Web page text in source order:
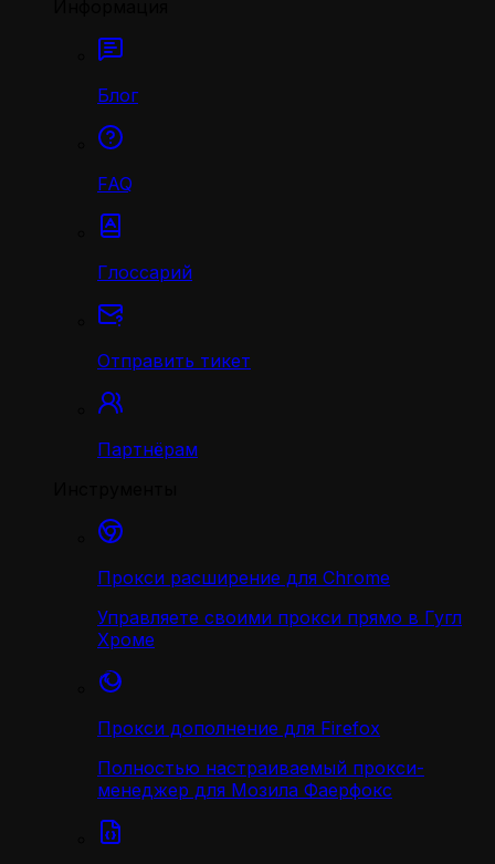
Блог
FAQ
Глоссарий
Отправить тикет
Партнёрам
Прокси расширение для Chrome
Управляете своими прокси прямо в Гугл
Хроме
Прокси дополнение для Firefox
Полностью настраиваемый прокси-
менеджер для Мозила Фаерфокс